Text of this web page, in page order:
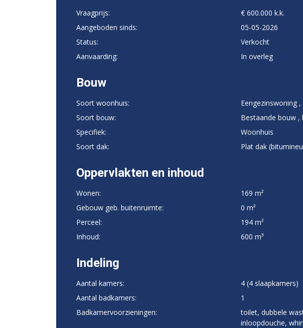
Vraagprijs:
€ 600.000 k.k.
Aangeboden sinds:
05-05-2026
Status:
Verkocht
Aanvaarding:
In overleg
Bouw
Soort woonhuis:
Eengezinswoning
Soort bouw:
Bestaande bouw ,
Specifiek:
Woonhuis
Soort dak:
Plat dak
Oppervlakten en inhoud
Wonen:
169 m²
Gebouw geb. buitenruimte:
0 m²
Perceel:
194 m²
Inhoud:
600 m³
Indeling
Aantal kamers:
4 (4 slaapkamers)
Aantal badkamers:
1
Badkamervoorzieningen:
toilet, dubbele
inloopdouche,